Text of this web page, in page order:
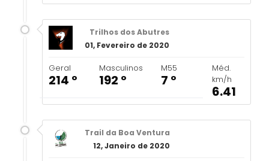
Trilhos dos Abutres
01, Fevereiro de 2020
Geral
214 º
Masculinos
192 º
M55
7 º
Méd.
km/h
6.41
Trail da Boa Ventura
12, Janeiro de 2020